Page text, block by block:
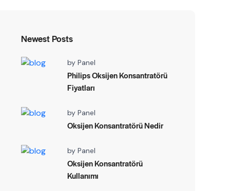
Newest Posts
by Panel
Philips Oksijen Konsantratörü
Fiyatları
by Panel
Oksijen Konsantratörü Nedir
by Panel
Oksijen Konsantratörü
Kullanımı